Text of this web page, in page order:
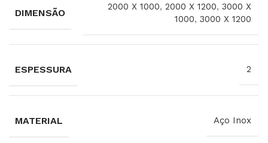
DIMENSÃO
2000 X 1000,2000 X 1200,3000 X
1000,3000 X 1200
ESPESSURA 2
MATERIAL Aço Inox